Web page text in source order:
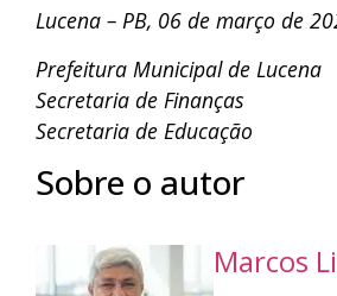
Lucena – PB, 06 de março de
Prefeitura Municipal de Lucena
Secretaria de Finanças
Secretaria de Educação
Sobre o autor
Marcos